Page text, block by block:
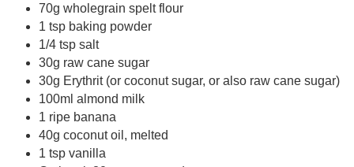
70g wholegrain spelt flour
1 tsp baking powder
1/4 tsp salt
30g raw cane sugar
30g Erythrit (or coconut sugar, or also raw cane sugar)
100ml almond milk
1 ripe banana
40g coconut oil, melted
1 tsp vanilla